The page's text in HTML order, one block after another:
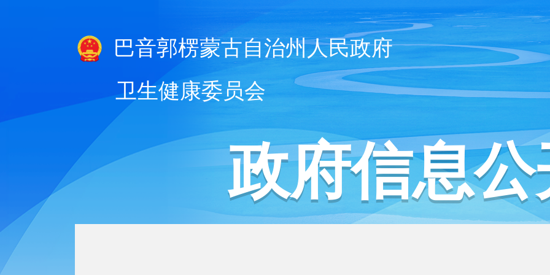
巴音郭楞蒙古自治州人民政府
卫生健康委员会
政府信息公